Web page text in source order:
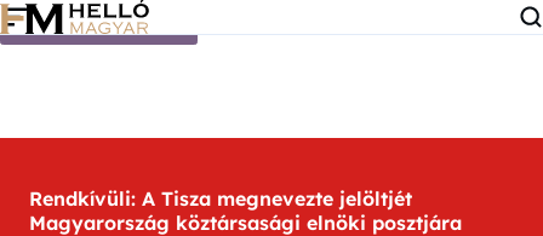
Ugrás a tartalomra
Rendkívüli: A Tisza megnevezte jelöltjét
Magyarország köztársasági elnöki posztjára